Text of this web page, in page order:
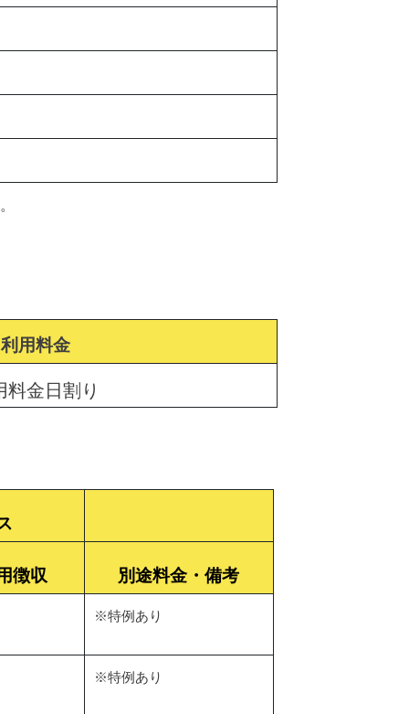
利用料金
料金日割り
徴収 別途料金・備考
※特例あり
※特例あり